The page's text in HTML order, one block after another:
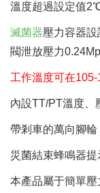
溫度超過設定值
滅菌器壓力容器
閥泄放壓力
工作溫度可在
內設TT/PT溫度、
帶剎車的萬向腳
災菌結束蜂鳴器提
本產品屬于簡單